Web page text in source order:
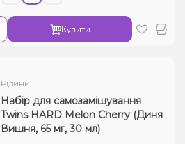
Купити
Рідини
Набір для самозамішування
Twins HARD Melon Cherry (Диня
Вишня, 65 мг, 30 мл)